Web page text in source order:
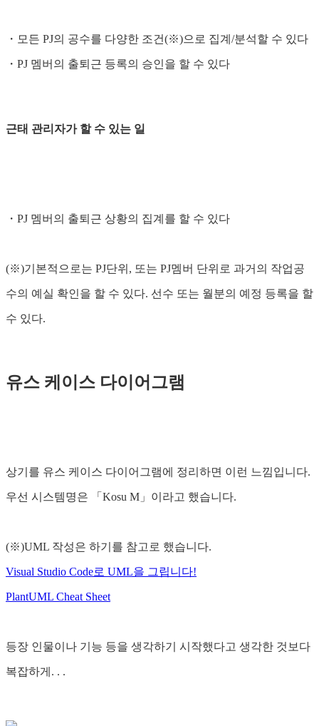
・모든 PJ의 공수를 다양한 조건(※)으로 집계/분석할 수 있다
・PJ 멤버의 출퇴근 등록의 승인을 할 수 있다
근태 관리자가 할 수 있는 일
・PJ 멤버의 출퇴근 상황의 집계를 할 수 있다
(※)기본적으로는 PJ단위, 또는 PJ멤버 단위로 과거의 작업공
수의 예실 확인을 할 수 있다. 선수 또는 월분의 예정 등록을 할
수 있다.
유스 케이스 다이어그램
상기를 유스 케이스 다이어그램에 정리하면 이런 느낌입니다.
우선 시스템명은 「Kosu M」이라고 했습니다.
(※)UML 작성은 하기를 참고로 했습니다.
Visual Studio Code로 UML을 그립니다!
PlantUML Cheat Sheet
등장 인물이나 기능 등을 생각하기 시작했다고 생각한 것보다
복잡하게. . .